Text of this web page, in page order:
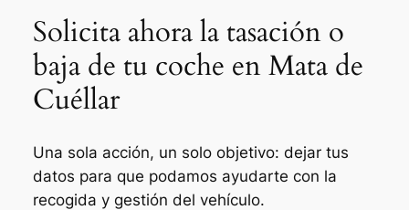
Solicita ahora la tasación o
baja de tu coche en Mata de
Cuéllar
Una sola acción, un solo objetivo: dejar tus
datos para que podamos ayudarte con la
recogida y gestión del vehículo.